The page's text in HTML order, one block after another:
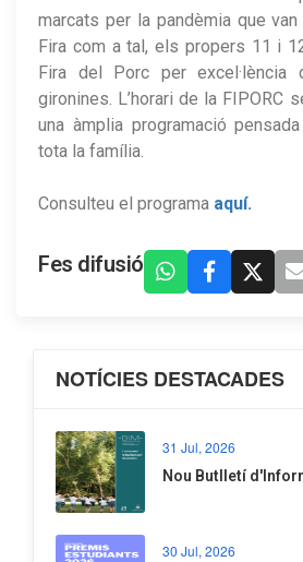
marcats per la pandèmia que
Fira com a tal, els propers 11 i
Fira del Porc per excel·lència
gironines. L’horari de la FIPORC
una àmplia programació
tota la família.
Consulteu el programa aquí.
Fes difusió
NOTÍCIES DESTACADES
31 Jul, 2026
Nou Butlletí
30 Jul, 2026